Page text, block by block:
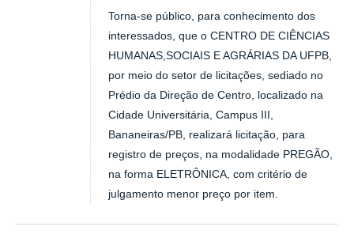
Torna-se público, para conhecimento dos
interessados, que o CENTRO DE CIÊNCIAS
HUMANAS,SOCIAIS E AGRÁRIAS DA UFPB,
por meio do setor de licitações, sediado no
Prédio da Direção de Centro, localizado na
Cidade Universitária, Campus III,
Bananeiras/PB, realizará licitação, para
registro de preços, na modalidade PREGÃO,
na forma ELETRÔNICA, com critério de
julgamento menor preço por item.